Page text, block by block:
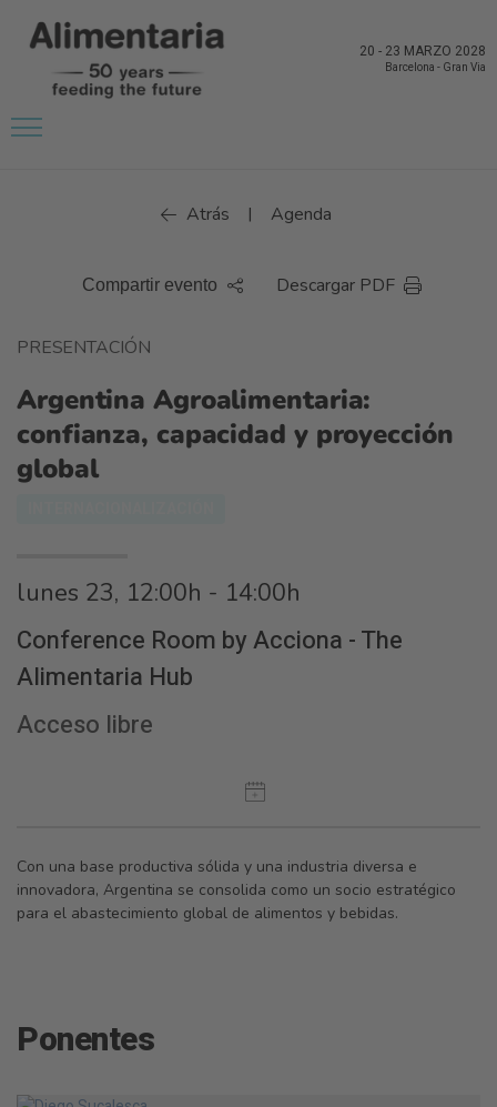
20 - 23 MARZO 2028
Barcelona - Gran Via
Atrás | Agenda
Compartir evento Descargar PDF
PRESENTACIÓN
Argentina Agroalimentaria:
confianza, capacidad y proyección
global
lunes 23, 12:00h - 14:00h
Conference Room by Acciona - The
Alimentaria Hub
Acceso libre
Con una base productiva sólida y una industria diversa e
innovadora, Argentina se consolida como un socio estratégico
para el abastecimiento global de alimentos y bebidas.
Ponentes